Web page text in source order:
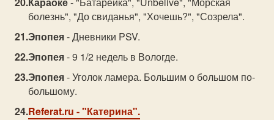
болезнь", "До свиданья", "Хочешь?", "Созрела".
Эпопея- Дневники PSV.
Эпопея- 9 1/2 недель в Вологде.
Эпопея- Уголок ламера. Большим о большом по-
большому.
Referat.ru - "Катерина".